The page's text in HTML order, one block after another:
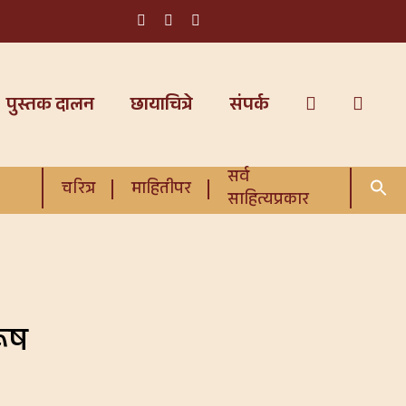
पुस्तक दालन छायाचित्रे संपर्क
चरित्र माहितीपर
सर्व
साहित्यप्रकार